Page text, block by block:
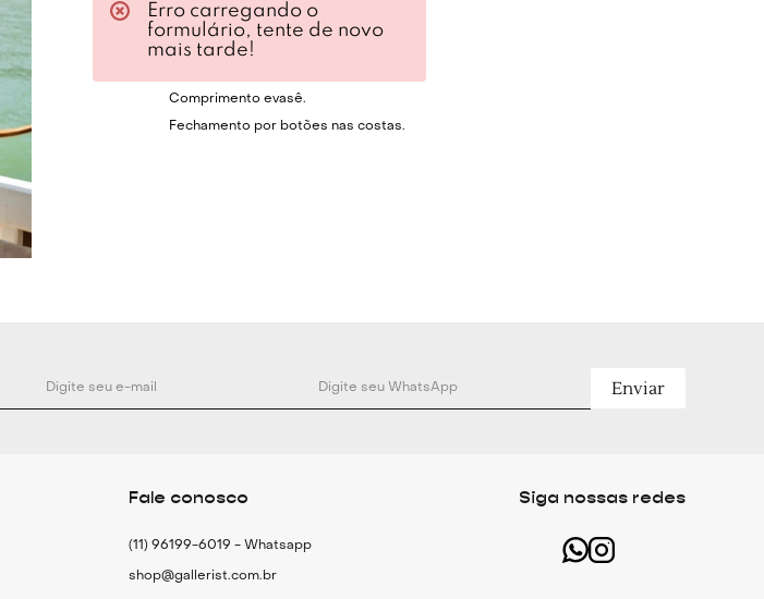
Blusa evasê em tecido de algodão.
Gola estilo Peter Pan.
Comprimento evasê.
Fechamento por botões nas costas.
Enviar
Fale conosco
(11) 96199-6019 - Whatsapp
shop@gallerist.com.br
Siga nossas redes
Erro carregando o
formulário, tente de novo
mais tarde!